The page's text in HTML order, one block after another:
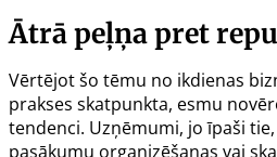
Ātrā peļņa pret
Vērtējot šo tēmu no ikdienas
prakses skatpunkta, esmu
tendenci. Uzņēmumi, jo īpaši
pasākumu organizēšanas vai